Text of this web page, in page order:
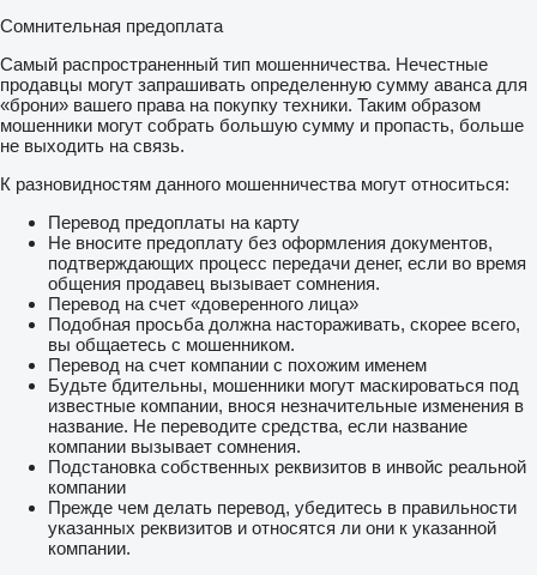
Сомнительная предоплата
Самый распространенный тип мошенничества. Нечестные
продавцы могут запрашивать определенную сумму аванса для
«брони» вашего права на покупку техники. Таким образом
мошенники могут собрать большую сумму и пропасть, больше
не выходить на связь.
К разновидностям данного мошенничества могут относиться:
Перевод предоплаты на карту
Не вносите предоплату без оформления документов,
подтверждающих процесс передачи денег, если во время
общения продавец вызывает сомнения.
Перевод на счет «доверенного лица»
Подобная просьба должна настораживать, скорее всего,
вы общаетесь с мошенником.
Перевод на счет компании с похожим именем
Будьте бдительны, мошенники могут маскироваться под
известные компании, внося незначительные изменения в
название. Не переводите средства, если название
компании вызывает сомнения.
Подстановка собственных реквизитов в инвойс реальной
компании
Прежде чем делать перевод, убедитесь в правильности
указанных реквизитов и относятся ли они к указанной
компании.